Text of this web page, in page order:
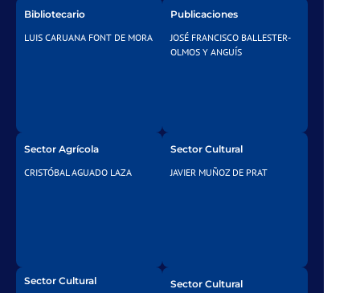
Bibliotecario
LUIS CARUANA FONT DE MORA
Publicaciones
JOSÉ FRANCISCO BALLESTER-
OLMOS Y ANGUÍS
Sector Agrícola
CRISTÓBAL AGUADO LAZA
Sector Cultural
JAVIER MUÑOZ DE PRAT
Sector Cultural
Sector Cultural